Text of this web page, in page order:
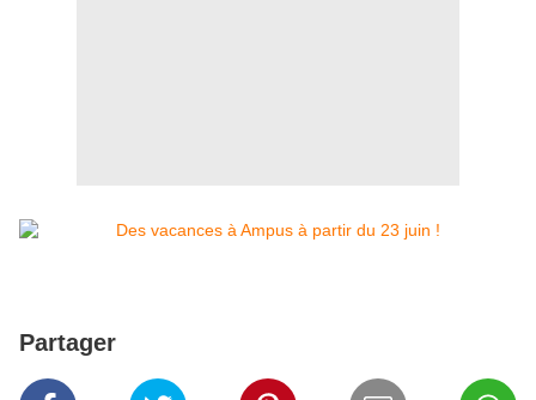
Partager